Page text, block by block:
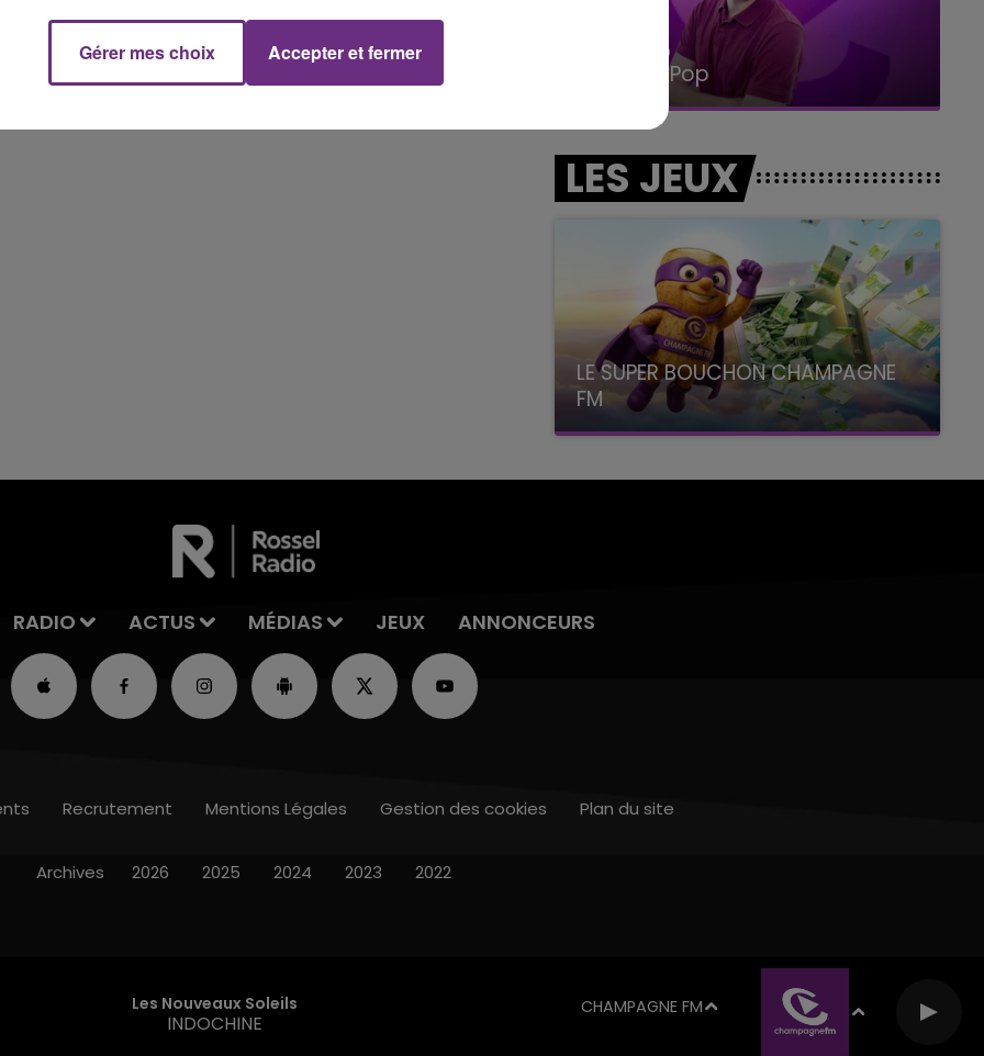
10h00 - 14h00
LE TICKET DE CAISSE
14h00 - 15h00
La Radio Pop
LES JEUX
LE SUPER BOUCHON CHAMPAGNE
FM
avec La Famille Champagne FM, à 8H10
RADIO ACTUS MÉDIAS JEUX ANNONCEURS
Les Nouveaux Soleils
INDOCHINE
CHAMPAGNE FM
Recrutement Mentions Légales Gestion des cookies Plan du site
Archives 2026 2025 2024 2023 2022
Gérer mes choix Accepter et fermer